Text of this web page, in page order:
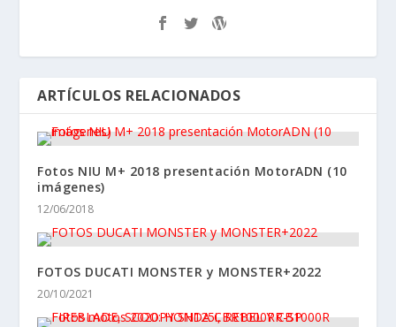
ARTÍCULOS RELACIONADOS
Fotos NIU M+ 2018 presentación MotorADN (10
imágenes)
12/06/2018
FOTOS DUCATI MONSTER y MONSTER+2022
20/10/2021